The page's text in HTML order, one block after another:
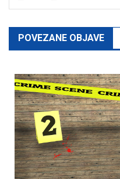
POVEZANE OBJAVE